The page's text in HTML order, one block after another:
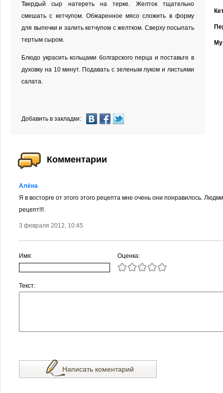
Твердый сыр натереть на терке. Желток тщательно
смешать с кетчупом. Обжаренное мясо сложить в форму
для выпечки и залить кетчупом с желтком. Сверху посыпать
тертым сыром.
Блюдо украсить кольцами болгарского перца и поставьте в
духовку на 10 минут. Подавать с зеленым луком и листьями
салата.
Добавить в закладки:
Комментарии
Алёна
Я в восторге от этого этого рецепта мне очень они понравилось.
рецепт!!!.
3 февраля 2012, 10:45
Имя: Оценка:
Текст:
Написать коментарий